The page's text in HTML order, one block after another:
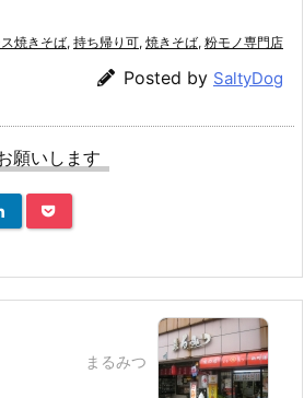
焼きそば, 持ち帰り可, 焼きそば, 粉モノ専門店
Posted by SaltyDog
願いします
まるみつ